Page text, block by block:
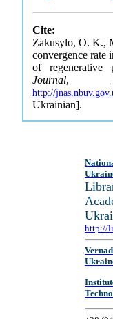
Cite:
Zakusylo, O. K.,
convergence rate
of regenerative
Journal,
http://
Ukrainian].
http://